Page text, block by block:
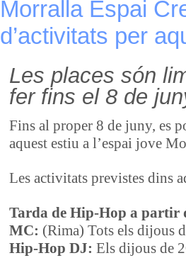
Morralla Espai
d’activitats per
Les places són
fer fins el 8 de
Fins al proper 8 de juny, es
aquest estiu a l’espai jove
Les activitats previstes dins
Tarda de Hip-Hop a partir
MC: (Rima) Tots els dijous
Hip-Hop DJ: Els dijous de